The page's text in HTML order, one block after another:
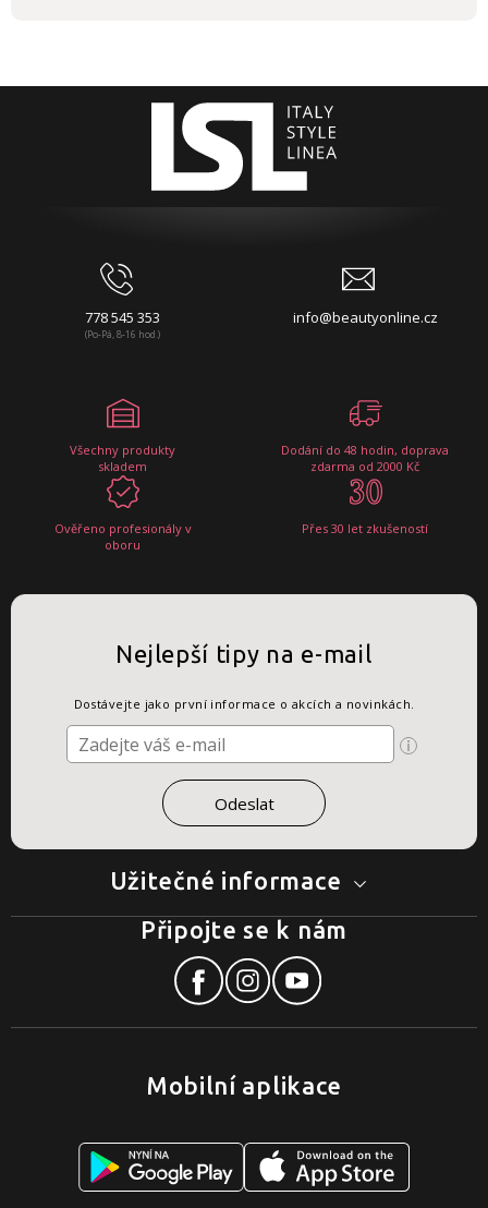
778 545 353
(Po-Pá, 8-16 hod.)
info@beautyonline.cz
Všechny produkty
skladem
Dodání do 48 hodin, doprava
zdarma od 2000 Kč
Ověřeno profesionály v
oboru
Přes 30 let zkušeností
Užitečné informace
Nejlepší tipy na e-mail
Dostávejte jako první informace o akcích a novinkách.
Mobilní aplikace
Připojte se k nám